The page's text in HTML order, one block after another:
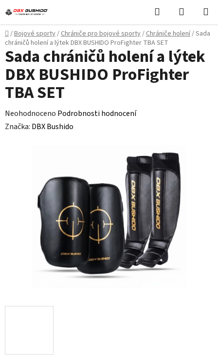
na
obsah
Hledat
KOŠÍK
Domů
/Bojové sporty/Chrániče pro bojové sporty/Chrániče holení/Sada
chráničů holení a lýtek DBX BUSHIDO ProFighter TBA SET
Sada chráničů holení a lýtek
DBX BUSHIDO ProFighter
TBA SET
Průměrné
hodnocení
hvězdiček.
Neohodnoceno Podrobnosti hodnocení
Značka: DBX Bushido